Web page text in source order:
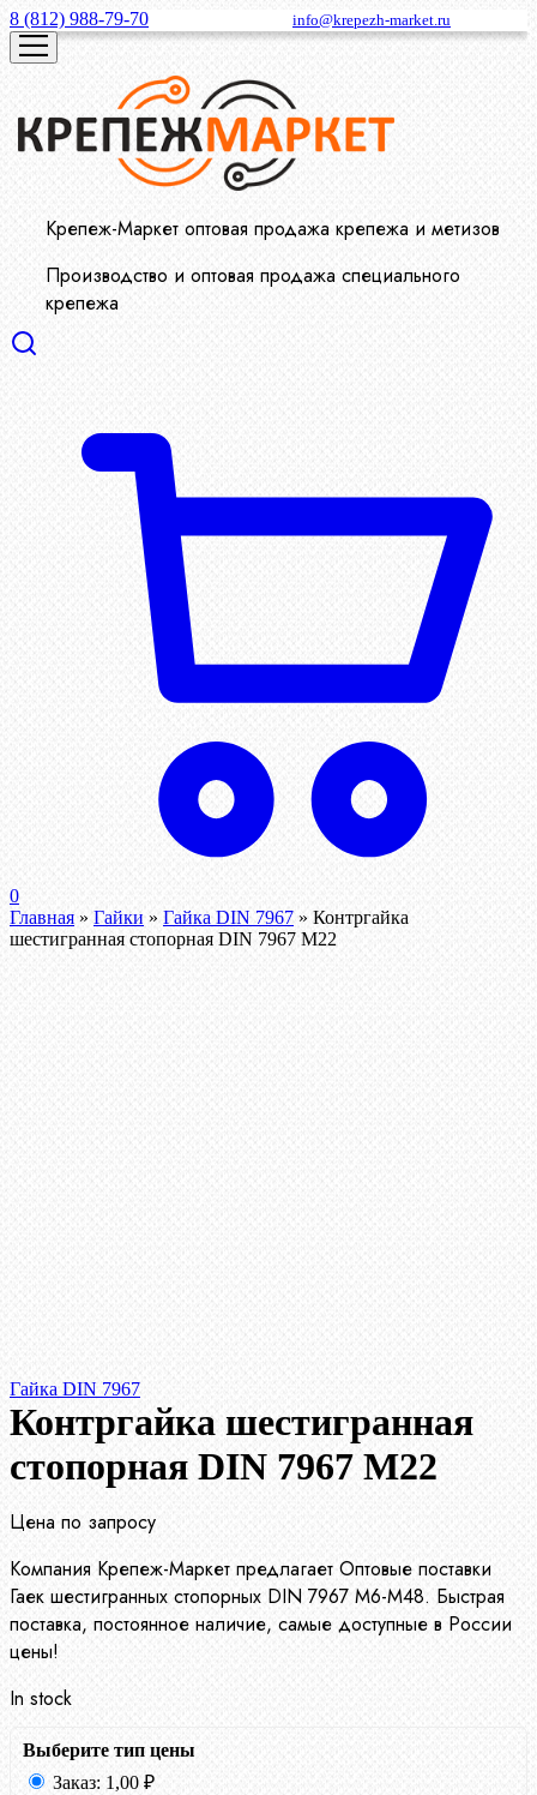
8 (812) 988-79-70 info@krepezh-market.ru
Крепеж-Маркет оптовая продажа крепежа и метизов
Производство и оптовая продажа специального
крепежа
0
Главная » Гайки » Гайка DIN 7967 » Контргайка
шестигранная стопорная DIN 7967 М22
Гайка DIN 7967
Контргайка шестигранная
стопорная DIN 7967 М22
Цена по запросу
Компания Крепеж-Маркет предлагает Оптовые поставки
Гаек шестигранных стопорных DIN 7967 М6-М48. Быстрая
поставка, постоянное наличие, самые доступные в России
цены!
In stock
Выберите тип цены
Заказ: 1,00 ₽